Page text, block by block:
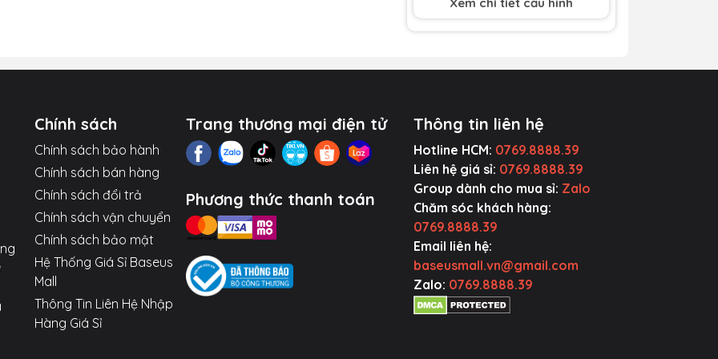
pin Lithium Polymer chất lượng cao và chip bảo vệ thông
Đủ năng lượng cho nhiều ngày sử dụng.
cho các dòng điện thoại và máy tính bảng đời mới.
(Input) và cổng sạc ra (Output) đều hỗ trợ các chuẩn sạc
an toàn và tăng tuổi thọ cho pin dự phòng.
USB / Type-C và cổng ra USB / Type-C.
Chính sách
Chính sách bảo hành
Chính sách bán hàng
Chính sách đổi trả
Chính sách vận chuyển
Chính sách bảo mật
Hệ Thống Giá Sỉ Baseus
Mall
Thông Tin Liên Hệ Nhập
Hàng Giá Sỉ
Trang thương mại điện tử
Phương thức thanh toán
Thông tin liên hệ
Hotline HCM: 0769.8888.39
Liên hệ giá sỉ: 0769.8888.39
Group dành cho mua sỉ: Zalo
Chăm sóc khách hàng:
0769.8888.39
Email liên hệ:
baseusmall.vn@gmail.com
Zalo: 0769.8888.39